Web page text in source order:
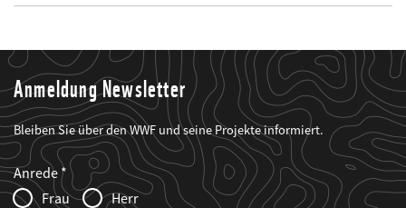
Anmeldung Newsletter
Bleiben Sie über den WWF und seine Projekte informiert.
Web2Case
Infofelder
Fieldset
anrede_name
Anrede
Frau
Herr